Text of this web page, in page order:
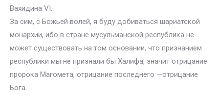
Вахидина VI.
За сим, с Божьей волей, я буду добиваться шариатской
монархии, ибо в стране мусульманской республика не
может существовать на том основании, что признанием
республики мы не признали бы Халифа, значит отрицание
пророка Магомета, отрицание последнего —отрицание
Бога.